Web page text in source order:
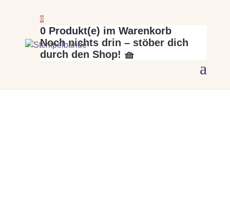
0
0 Produkt(e) im Warenkorb
Noch nichts drin – stöber dich
durch den Shop! 🧺